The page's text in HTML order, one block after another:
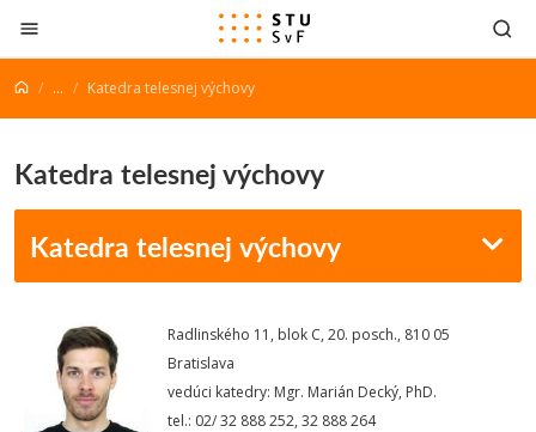
Prejsť na obsah
... Katedra telesnej výchovy
Katedra telesnej výchovy
Katedra telesnej výchovy
Radlinského 11, blok C, 20. posch., 810 05
Bratislava
vedúci katedry: Mgr. Marián Decký, PhD.
tel.: 02/ 32 888 252, 32 888 264